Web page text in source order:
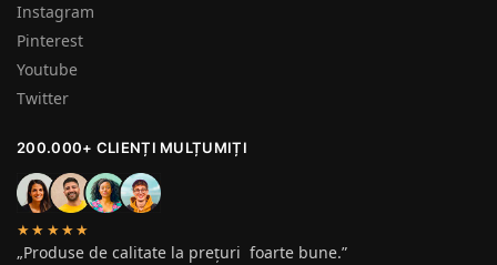
Instagram
Pinterest
Youtube
Twitter
200.000+ CLIENȚI MULȚUMIȚI
★★★★★
„Produse de calitate la prețuri foarte bune.”